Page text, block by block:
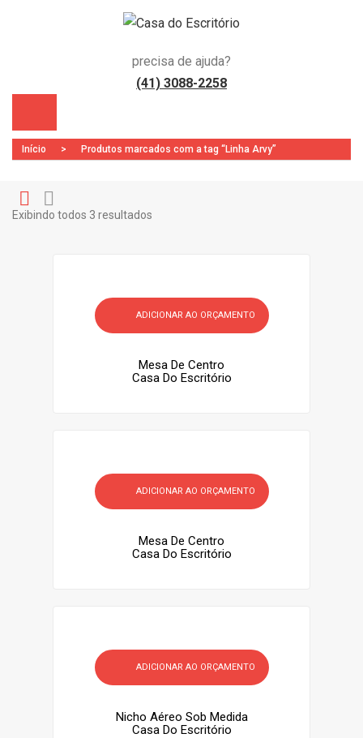
precisa de ajuda?
(41) 3088-2258
Início > Produtos marcados com a tag “Linha Arvy”
Exibindo todos 3 resultados
ADICIONAR AO ORÇAMENTO
Mesa De Centro
Casa Do Escritório
ADICIONAR AO ORÇAMENTO
Mesa De Centro
Casa Do Escritório
ADICIONAR AO ORÇAMENTO
Nicho Aéreo Sob Medida
Casa Do Escritório